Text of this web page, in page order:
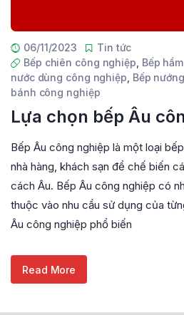
06/11/2023
Tin tức
Bếp chiên công nghiệp Bếp
nước dùng công nghiệp Bếp
bánh công nghiệp
Lựa chọn bếp Âu
Bếp Âu công nghiệp là một loại
nhà hàng, khách sạn để chế biến
cách Âu. Bếp Âu công nghiệp có
thuộc vào nhu cầu sử dụng của
Âu công nghiệp phổ biến
Read More